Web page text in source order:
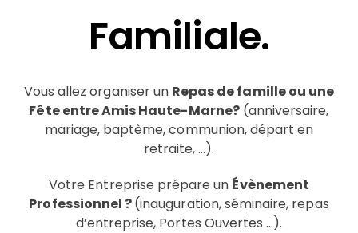
Familiale.
Vous allez organiser un Repas de famille ou une
Fête entre AmisHaute-Marne?(anniversaire,
mariage, baptème, communion, départ en
retraite, …).
Votre Entreprise prépare un Évènement
Professionnel ?(inauguration, séminaire, repas
d’entreprise, Portes Ouvertes …).